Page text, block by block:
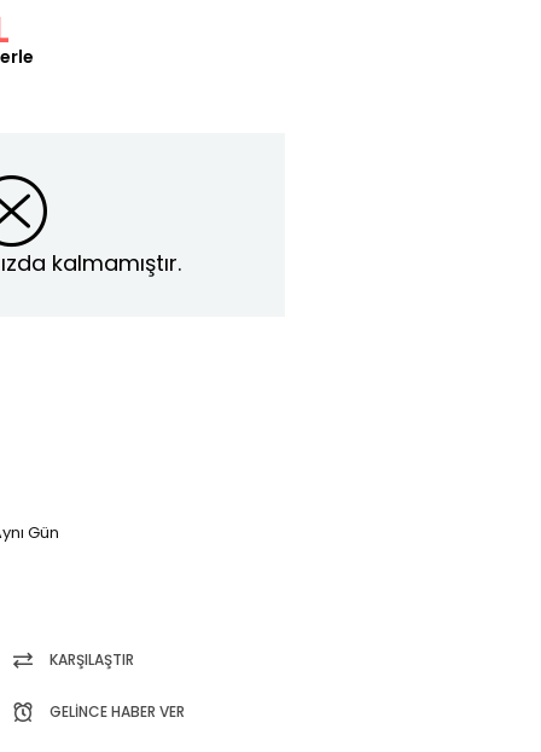
kalmamıştır.
Gün
KARŞILAŞTIR
GELINCE HABER VER